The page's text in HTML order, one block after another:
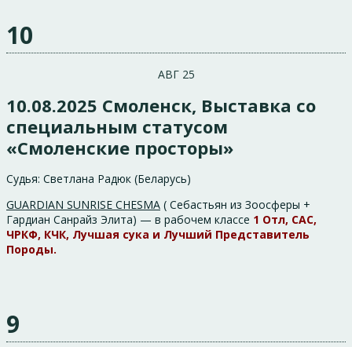
10
АВГ 25
10.08.2025 Смоленск, Выставка со
специальным статусом
«Смоленские просторы»
Судья: Светлана Радюк (Беларусь)
GUARDIAN SUNRISE CHESMA ( Себастьян из Зоосферы +
Гардиан Санрайз Элита) — в рабочем классе 1 Отл, САС,
ЧРКФ, КЧК, Лучшая сука и Лучший Представитель
Породы.
9